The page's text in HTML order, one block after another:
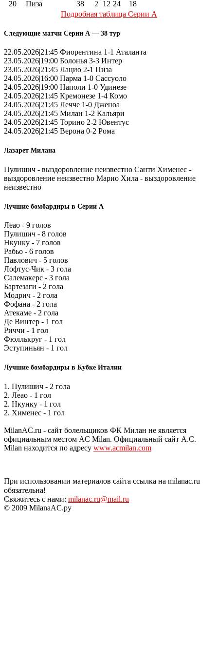
20 Пиза 38 2 12 24
18
Подробная таблица Серии А
Следующие матчи Серии А — 38 тур
22.05.2026|21:45 Фиорентина 1-1 Аталанта
23.05.2026|19:00 Болонья 3-3 Интер
23.05.2026|21:45 Лацио 2-1 Пиза
24.05.2026|16:00 Парма 1-0 Сассуоло
24.05.2026|19:00 Наполи 1-0 Удинезе
24.05.2026|21:45 Кремонезе 1-4 Комо
24.05.2026|21:45 Лечче 1-0 Дженоа
24.05.2026|21:45 Милан 1-2 Кальяри
24.05.2026|21:45 Торино 2-2 Ювентус
24.05.2026|21:45 Верона 0-2 Рома
Лазарет Милана
Пулишич - выздоровление неизвестно Санти Хименес -
выздоровление неизвестно Марио Хила - выздоровление
неизвестно
Лучшие бомбардиры в Серии А
Леао - 9 голов
Пулишич - 8 голов
Нкунку - 7 голов
Рабьо - 6 голов
Павлович - 5 голов
Лофтус-Чик - 3 гола
Салемакерс - 3 гола
Бартезаги - 2 гола
Модрич - 2 гола
Фофана - 2 гола
Атекаме - 2 гола
Де Винтер - 1 гол
Риччи - 1 гол
Фюллькруг - 1 гол
Эступиньян - 1 гол
Лучшие бомбардиры в Кубке Италии
1. Пулишич - 2 гола
2. Леао - 1 гол
2. Нкунку - 1 гол
2. Хименес - 1 гол
MilanAC.ru - сайт болельщиков ФК Милан не является
официальным местом AC Milan. Официальный сайт A.C.
Milan находится по адресу www.acmilan.com
При использовании материалов сайта ссылка на milanac.ru
обязательна!
Свяжитесь с нами: milanac.ru@mail.ru
© 2009 MilanaAC.ру